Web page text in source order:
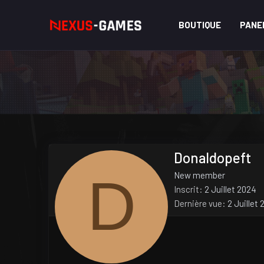
BOUTIQUE
D
Donaldopeft
New member
Inscrit
2 Juillet 2024
Dernière vue
2 Juillet